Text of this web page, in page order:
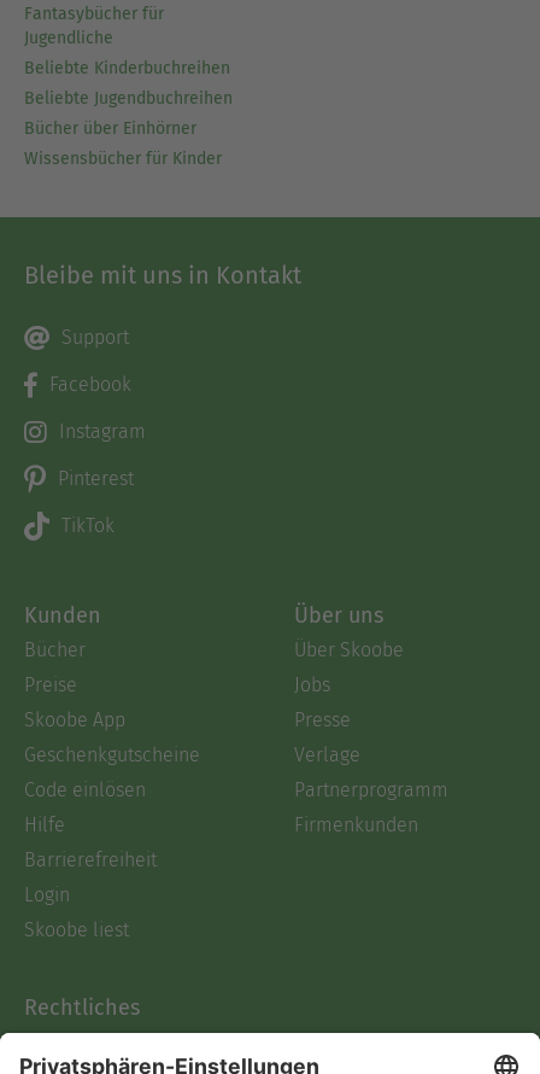
Fantasybücher für
Jugendliche
Beliebte Kinderbuchreihen
Beliebte Jugendbuchreihen
Bücher über Einhörner
Wissensbücher für Kinder
Bleibe mit uns in Kontakt
Support
Facebook
Instagram
Pinterest
TikTok
Kunden
Bücher
Preise
Skoobe App
Geschenkgutscheine
Code einlösen
Hilfe
Barrierefreiheit
Login
Skoobe liest
Über uns
Über Skoobe
Jobs
Presse
Verlage
Partnerprogramm
Firmenkunden
Rechtliches